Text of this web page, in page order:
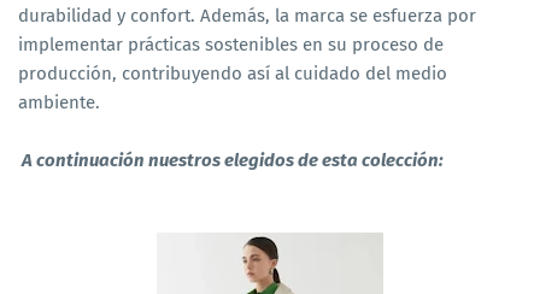
durabilidad y confort. Además, la marca se esfuerza por
implementar prácticas sostenibles en su proceso de
producción, contribuyendo así al cuidado del medio
ambiente.
A continuación nuestros elegidos de esta colección: